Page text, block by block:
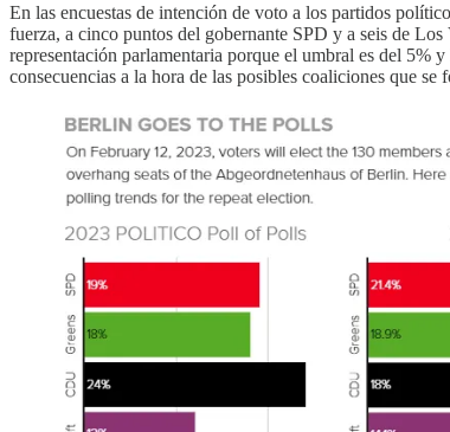
En las encuestas de intención de voto a los partidos
fuerza, a cinco puntos del gobernante SPD y a seis de
representación parlamentaria porque el umbral es del 5%
consecuencias a la hora de las posibles coaliciones que se